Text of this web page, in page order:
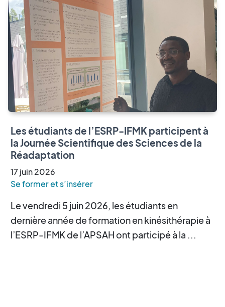
Les étudiants de l’ESRP-IFMK participent à
la Journée Scientifique des Sciences de la
Réadaptation
17juin2026
Se former et s’insérer
Le vendredi 5 juin 2026, les étudiants en
dernière année de formation en kinésithérapie à
l’ESRP-IFMK de l’APSAH ont participé à la ...